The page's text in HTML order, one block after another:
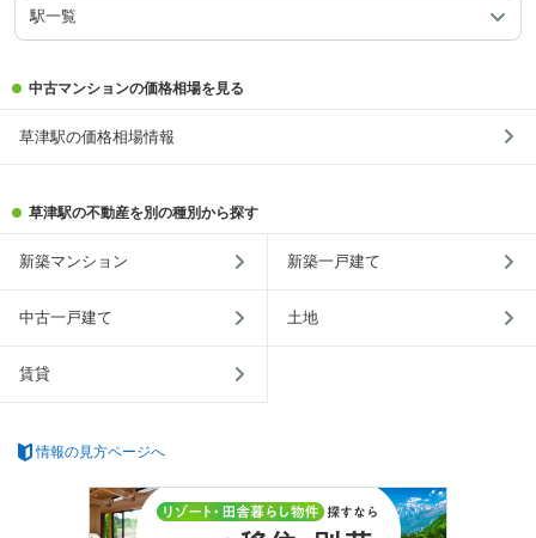
駅一覧
中古マンションの価格相場を見る
草津駅の価格相場情報
草津駅の不動産を別の種別から探す
新築マンション 新築一戸建て
中古一戸建て 土地
賃貸
情報の見方ページへ